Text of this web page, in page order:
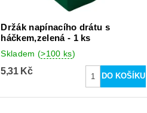
Držák napínacího drátu s
háčkem,zelená - 1 ks
Skladem (>100 ks)
5,31 Kč